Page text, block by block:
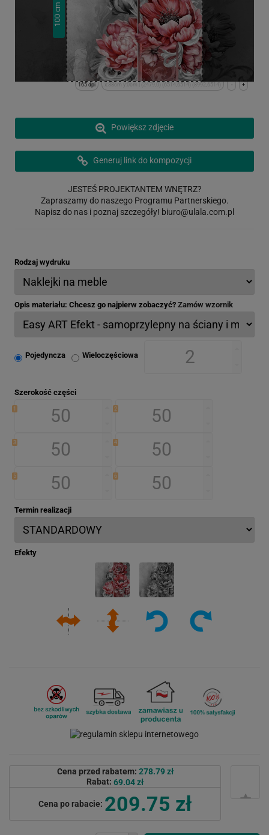
100
cm
+
-
x:38cm y:0cm | (2479,0) (6514,6514) (8992,6514)
165 dpi
Powiększ zdjęcie
Generuj link do kompozycji
JESTEŚ PROJEKTANTEM WNĘTRZ?
Zapraszamy do naszego Programu Partnerskiego.
Napisz do nas i poznaj szczegóły! biuro@ulala.com.pl
Rodzaj wydruku
Opis materiału: Chcesz go najpierw zobaczyć? Zamów wzornik
Pojedyncza Wieloczęściowa
Szerokość części
1 2
3 4
5 6
Termin realizacji
Efekty
Cena przed rabatem: 278.79 zł
Rabat: 69.04 zł
Cena po rabacie: 209.75 zł